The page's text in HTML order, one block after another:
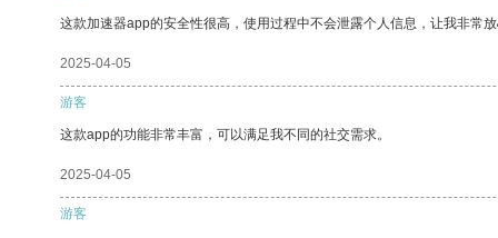
这款加速器app的安全性很高，使用过程中不会泄露个人信息，让我非常
2025-04-05
游客
这款app的功能非常丰富，可以满足我不同的社交需求。
2025-04-05
游客